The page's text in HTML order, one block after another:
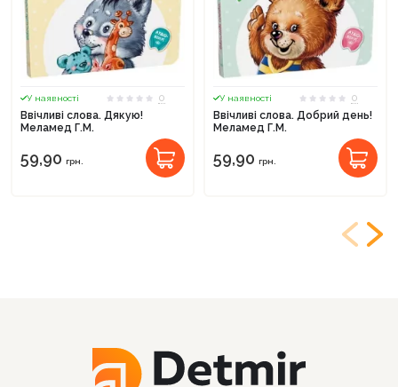
У наявності
0
Ввічливі слова. Дякую!
Меламед Г.М.
59,90 грн.
У наявності
0
Ввічливі слова. Добрий день!
Меламед Г.М.
59,90 грн.